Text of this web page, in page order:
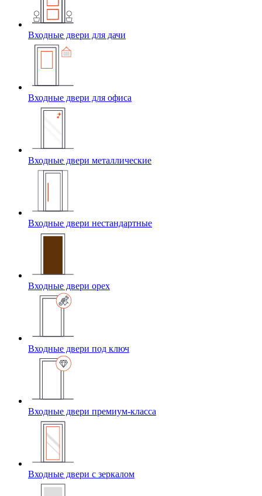
Входные двери для дачи
Входные двери для офиса
Входные двери металлические
Входные двери нестандартные
Входные двери орех
Входные двери под ключ
Входные двери премиум-класса
Входные двери с зеркалом